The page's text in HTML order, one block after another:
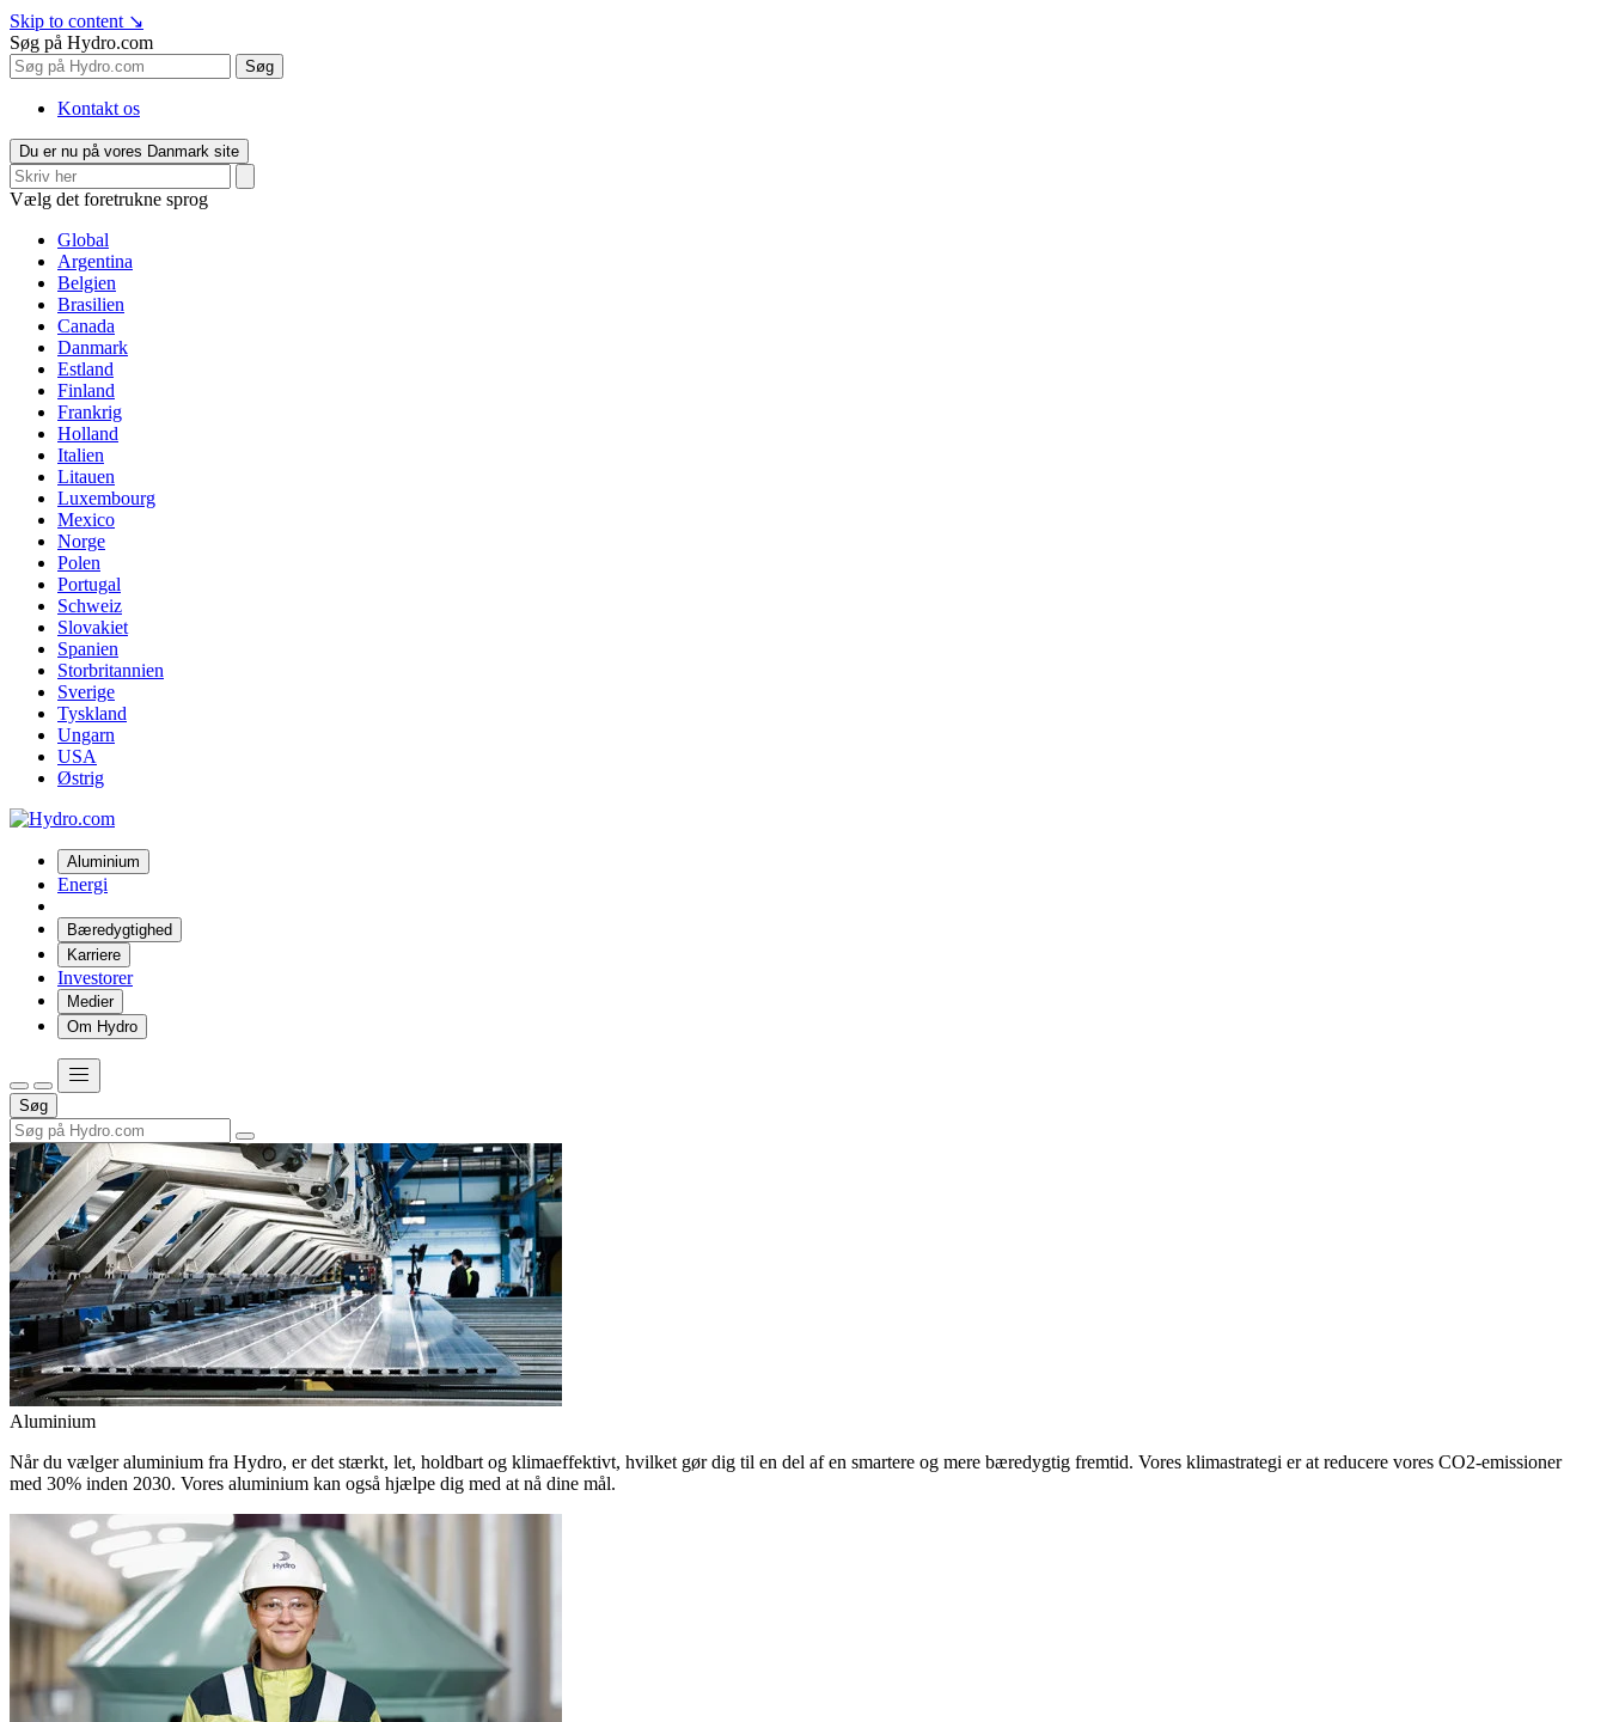
Skip to content ↘
Søg på Hydro.com
Søg
Kontakt os
Du er nu på vores Danmark site
Vælg det foretrukne sprog
Global
Argentina
Belgien
Brasilien
Canada
Danmark
Estland
Finland
Frankrig
Holland
Italien
Litauen
Luxembourg
Mexico
Norge
Polen
Portugal
Schweiz
Slovakiet
Spanien
Storbritannien
Sverige
Tyskland
Ungarn
USA
Østrig
Aluminium
Energi
Bæredygtighed
Karriere
Investorer
Medier
Om Hydro
Søg
Aluminium
Når du vælger aluminium fra Hydro, er det stærkt, let, holdbart og klimaeffektivt, hvilket gør dig til en del af en smartere og mere bæredygtig fremtid. Vores klimastrategi er at reducere vores CO2-emissioner
med 30% inden 2030. Vores aluminium kan også hjælpe dig med at nå dine mål.